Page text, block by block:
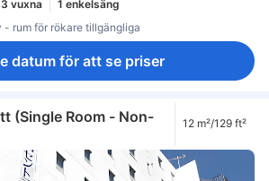
vuxna
1 enkelsäng
- rum för rökare tillgängliga
datum för att se priser
(Single Room - Non-
12 m²/129 ft²